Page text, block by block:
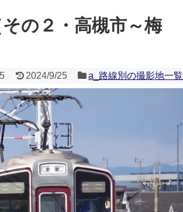
の２・高槻市～梅
2024/9/25 a_路線別の撮影地一覧